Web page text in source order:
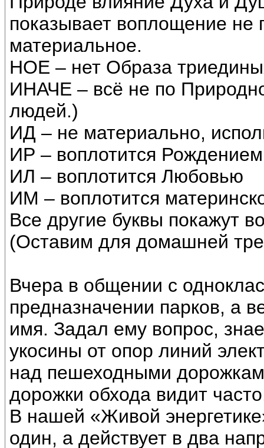
показывает воплощение
материальное.
НОЕ – нет Образа
ИНАЧЕ – всё не по
людей.)
ИД – не материально,
ИР – воплотится
ИЛ – воплотится Любовью
ИМ – воплотится
Все другие буквы покажут
(Оставим для домашней
Вчера в общении с
предназначении парков, а
имя. Задал ему вопрос,
укосины от опор линий
над пешеходными
дорожки обхода видит
В нашей «Живой
один, а действует в два